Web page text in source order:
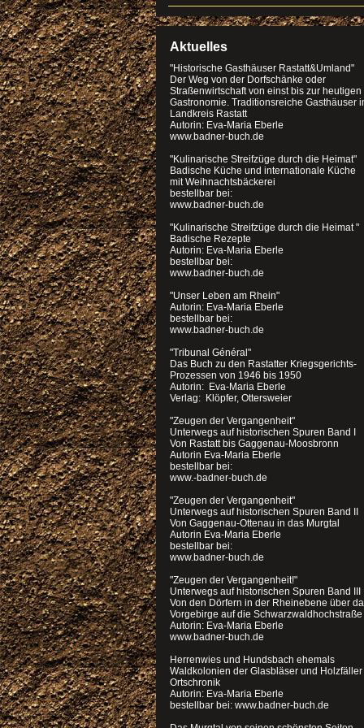
Aktuelles
"Historische Gasthäuser Rastatt&Umland"
Der Weg von der Dorfschänke oder
Straßenwirtschaft von einst bis zur heutigen
Gastronomie. Traditionsreiche Gasthäuser
Landkreis Rastatt
Autorin: Eva-Maria Eberle
www.badner-buch.de
"Kulinarische Streifzüge durch die Heimat"
Badische Küche und internationale Küche
mit Weihnachtsbäckerei
bestellbar bei:
www.badner-buch.de
"Kulinarische Streifzüge durch die Heimat "
Badische Rezepte
Autorin: Eva-Maria Eberle
bestellbar bei:
www.badner-buch.de
"Unser Leben am Rhein"
Autorin: Eva-Maria Eberle
bestellbar bei:
www.badner-buch.de
"Tribunal Général"
Das Buch zu den Rastatter Kriegsgerichts-
Prozessen von 1946 bis 1950
Autorin: Eva-Maria Eberle
Verlag: Klöpfer, Ottersweier
"Zeugen der Vergangenheit"
Unterwegs auf historischen Spuren Band I
Von Rastatt bis Gaggenau-Moosbronn
Autorin Eva-Maria Eberle
bestellbar bei:
www.-badner-buch.de
"Zeugen der Vergangenheit"
Unterwegs auf historischen Spuren Band II
Von Gaggenau-Ottenau in das Murgtal
Autorin Eva-Maria Eberle
bestellbar bei:
www.badner-buch.de
"Zeugen der Vergangenheit!"
Unterwegs auf historischen Spuren Band III
Von den Dörfern in der Rheinebene über
Vorgebirge auf die Schwarzwaldhochstraße
Autorin: Eva-Maria Eberle
www.badner-buch.de
Herrenwies und Hundsbach ehemals
Waldkolonien der Glasbläser und Holzfäller
Ortschronik
Autorin: Eva-Maria Eberle
bestellbar bei: www.badner-buch.de